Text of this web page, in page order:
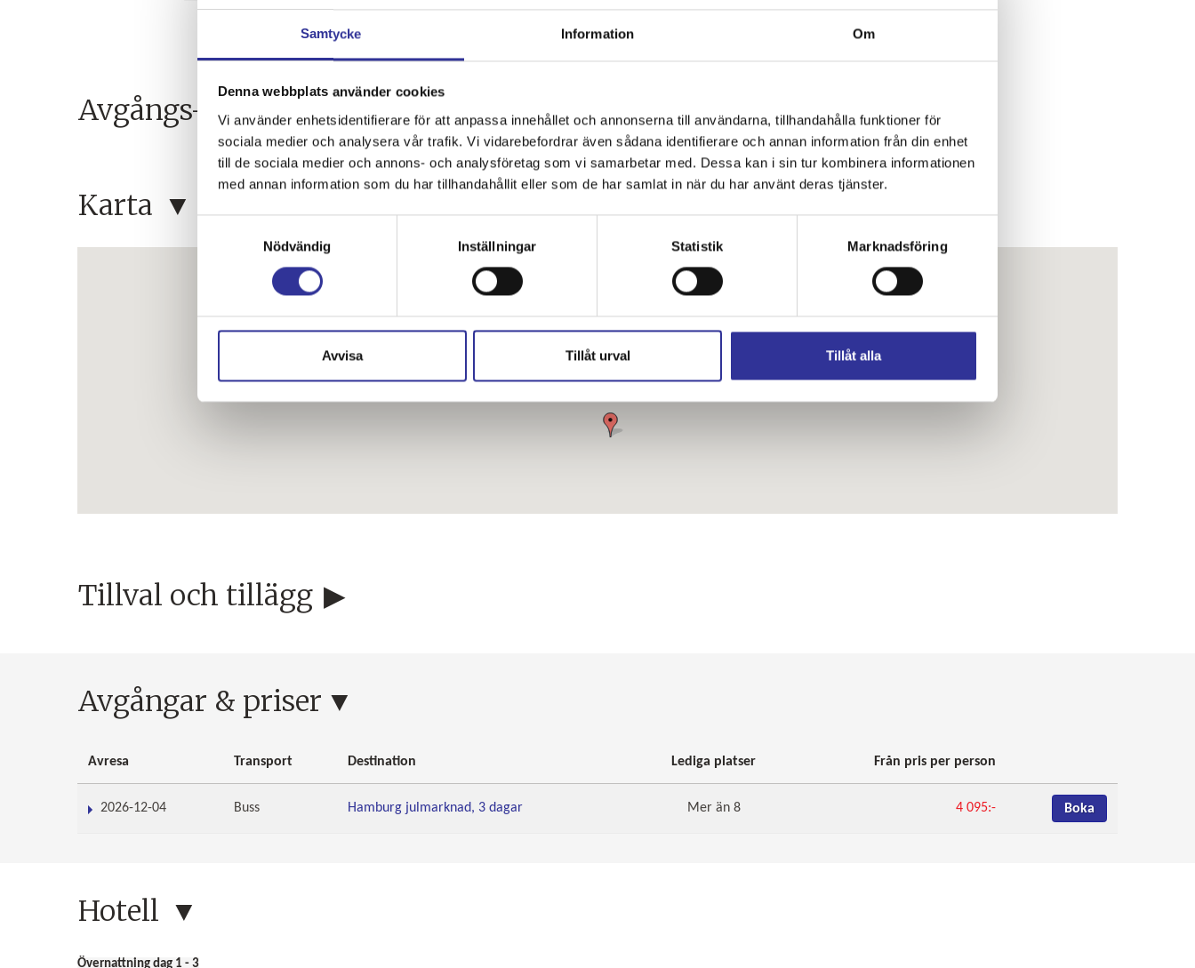
Samtycke Information Om
Denna webbplats använder cookies
Vi använder enhetsidentifierare för att anpassa innehållet och annonserna till användarna, tillhandahålla funktioner för
sociala medier och analysera vår trafik. Vi vidarebefordrar även sådana identifierare och annan information från din enhet
till de sociala medier och annons- och analysföretag som vi samarbetar med. Dessa kan i sin tur kombinera informationen
med annan information som du har tillhandahållit eller som de har samlat in när du har använt deras tjänster.
Nödvändig
Inställningar Statistik Marknadsföring
Avvisa Tillåt urval Tillåt alla
Avgångs- och ankomsttider
Karta
Tillval och tillägg
Avgångar & priser
Avresa Transport Destination Lediga platser Från pris per person
2026-12-04 Buss Hamburg julmarknad, 3 dagar Mer än 8 4 095:- Boka
Hotell
Övernattning dag 1 - 3